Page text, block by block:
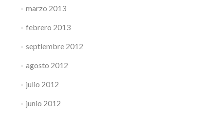
marzo 2013
febrero 2013
septiembre 2012
agosto 2012
julio 2012
junio 2012